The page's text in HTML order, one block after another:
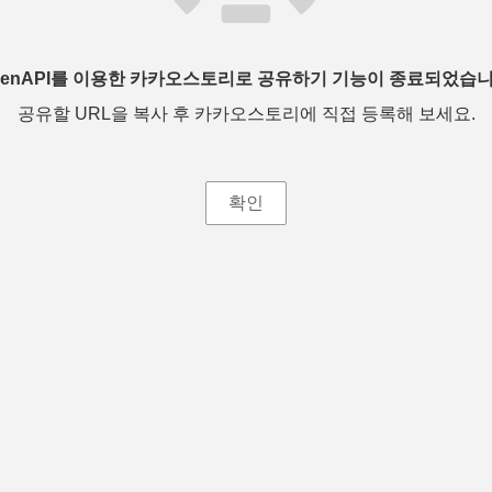
를 이용한 카카오스토리로 공유하기 기능이 종료되었습
공유할 URL을 복사 후 카카오스토리에 직접 등록해 보세요.
확인